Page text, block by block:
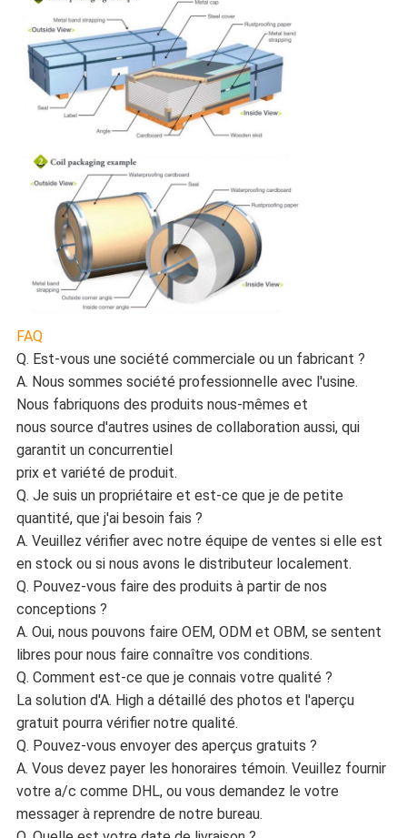
FAQ
Q. Est-vous une société commerciale ou un fabricant ?
A. Nous sommes société professionnelle avec l'usine.
Nous fabriquons des produits nous-mêmes et
nous source d'autres usines de collaboration aussi, qui
garantit un concurrentiel
prix et variété de produit.
Q. Je suis un propriétaire et est-ce que je de petite
quantité, que j'ai besoin fais ?
A. Veuillez vérifier avec notre équipe de ventes si elle est
en stock ou si nous avons le distributeur localement.
Q. Pouvez-vous faire des produits à partir de nos
conceptions ?
A. Oui, nous pouvons faire OEM, ODM et OBM, se sentent
libres pour nous faire connaître vos conditions.
Q. Comment est-ce que je connais votre qualité ?
La solution d'A. High a détaillé des photos et l'aperçu
gratuit pourra vérifier notre qualité.
Q. Pouvez-vous envoyer des aperçus gratuits ?
A. Vous devez payer les honoraires témoin. Veuillez fournir
votre a/c comme DHL, ou vous demandez le votre
messager à reprendre de notre bureau.